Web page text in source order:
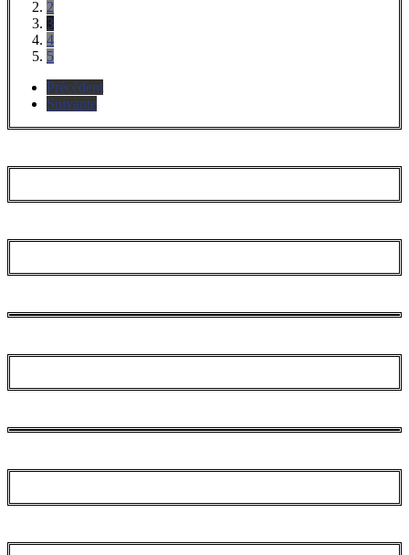
2
3
4
5
Précédent
Suivante